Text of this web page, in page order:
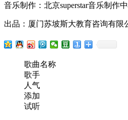
音乐制作：北京superstar音乐制作
出品：厦门苏坡斯大教育咨询有限
歌曲名称
歌手
人气
添加
试听